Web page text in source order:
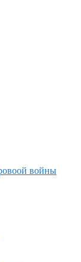
войны